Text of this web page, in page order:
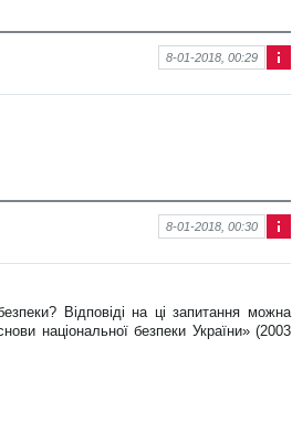
ор
8-01-2018, 00:29
ор
про
нов
8-01-2018, 00:30
Відповіді на ці запитання можна
національної безпеки України» (2003